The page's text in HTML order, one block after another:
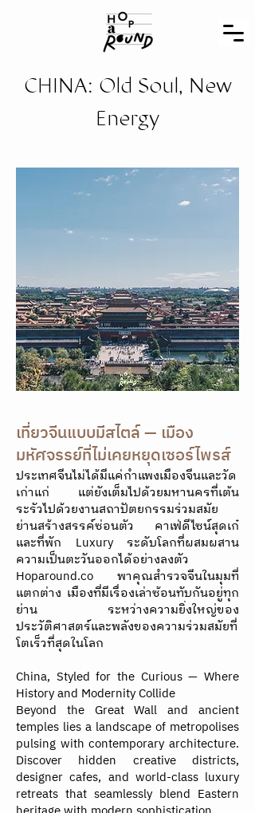
CHINA: Old Soul, New
Energy
เที่ยวจีนแบบมีสไตล์ — เมือง
มหัศจรรย์ที่ไม่เคยหยุดเซอร์ไพรส์
ประเทศจีนไม่ได้มีแค่กำแพงเมืองจีนและวัด
เก่าแก่ แต่ยังเต็มไปด้วยมหานครที่เต้น
ระรัวไปด้วยงานสถาปัตยกรรมร่วมสมัย
ย่านสร้างสรรค์ซ่อนตัว คาเฟ่ดีไซน์สุดเก๋
และที่พัก Luxury ระดับโลกที่ผสมผสาน
ความเป็นตะวันออกได้อย่างลงตัว
Hoparound.co พาคุณสำรวจจีนในมุมที่
แตกต่าง เมืองที่มีเรื่องเล่าซ้อนทับกันอยู่ทุก
ย่าน ระหว่างความยิ่งใหญ่ของ
ประวัติศาสตร์และพลังของความร่วมสมัยที่
โตเร็วที่สุดในโลก
China, Styled for the Curious — Where
History and Modernity Collide​
Beyond the Great Wall and ancient
temples lies a landscape of metropolises
pulsing with contemporary architecture.
Discover hidden creative districts,
designer cafes, and world-class luxury
retreats that seamlessly blend Eastern